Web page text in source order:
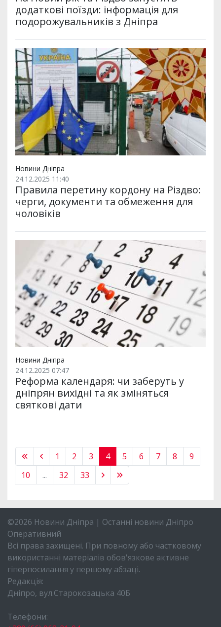
додаткові поїзди: інформація для
подорожувальників з Дніпра
Новини Дніпра
24.12.2025 11:40
Правила перетину кордону на Різдво:
черги, документи та обмеження для
чоловіків
Новини Дніпра
24.12.2025 07:47
Реформа календаря: чи заберуть у
дніпрян вихідні та як зміняться
святкові дати
1 2 3 4 5 6 7 8
9
10
... 32 33
©2026 Новини Дніпра | Останні новини Дніпро
Оперативний
Всі права захищені. При повному або частковому
використанні матеріалів обов'язкове активне
гіперпосилання у першому абзаці.
Редакція:
Дніпро, вул.Старокозацька 40Б
Телефони: